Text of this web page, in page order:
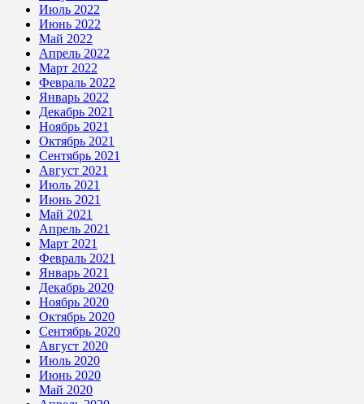
Июль 2022
Июнь 2022
Май 2022
Апрель 2022
Март 2022
Февраль 2022
Январь 2022
Декабрь 2021
Ноябрь 2021
Октябрь 2021
Сентябрь 2021
Август 2021
Июль 2021
Июнь 2021
Май 2021
Апрель 2021
Март 2021
Февраль 2021
Январь 2021
Декабрь 2020
Ноябрь 2020
Октябрь 2020
Сентябрь 2020
Август 2020
Июль 2020
Июнь 2020
Май 2020